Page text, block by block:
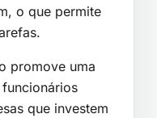
o que permite
promove uma
que investem